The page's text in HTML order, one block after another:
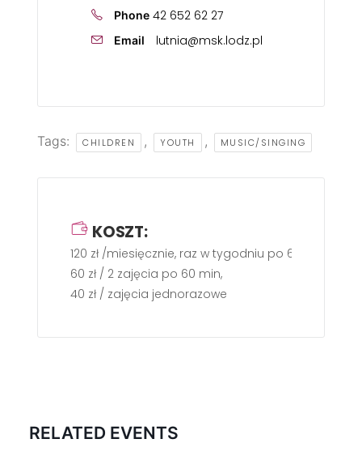
Phone 42 652 62 27
Email lutnia@msk.lodz.pl
Tags: CHILDREN , YOUTH , MUSIC/SINGING
KOSZT:
120 zł /miesięcznie, raz w tygodniu po 60 min.
60 zł / 2 zajęcia po 60 min,
40 zł / zajęcia jednorazowe
RELATED EVENTS